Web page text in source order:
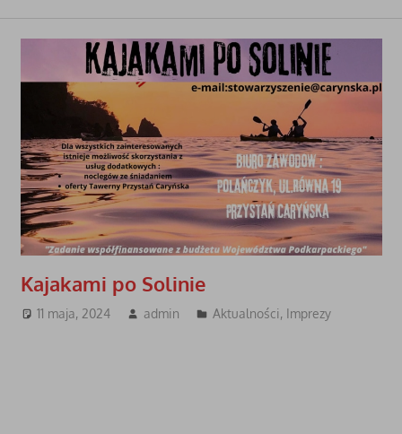
Kajakami po Solinie
11 maja, 2024 admin Aktualności, Imprezy